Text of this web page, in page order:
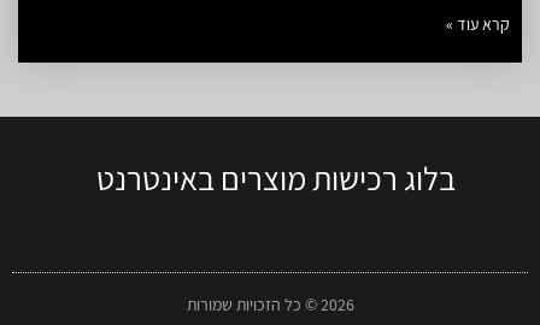
קרא עוד »
בלוג רכישות מוצרים באינטרנט
2026 © כל הזכויות שמורות